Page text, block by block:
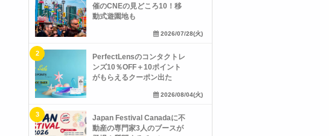
催のCNEの見どころ10！移
動式遊園地も
2026/07/28(火)
PerfectLensのコンタクトレ
ンズ10％OFF＋10ポイント
がもらえるクーポン出た
2026/08/04(火)
Japan Festival Canadaに不
動産の専門家3人のブースが